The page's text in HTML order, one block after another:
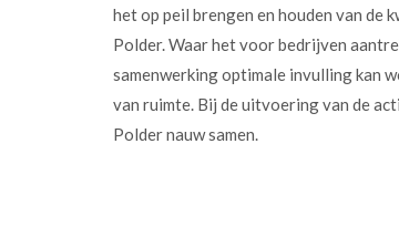
het op peil brengen en houden van
Polder. Waar het voor bedrijven
samenwerking optimale invulling kan
van ruimte. Bij de uitvoering van de
Polder nauw samen.